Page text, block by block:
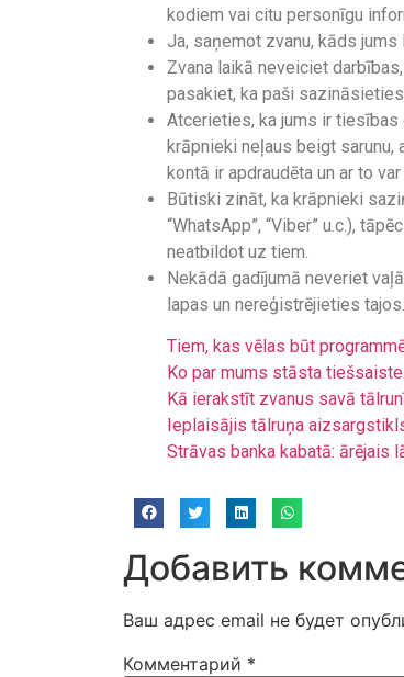
kodiem vai citu personīgu
Ja, saņemot zvanu, kāds
Zvana laikā neveiciet
pasakiet, ka paši
Atcerieties, ka jums ir
krāpnieki neļaus beigt sarunu,
kontā ir apdraudēta un ar to
Būtiski zināt, ka krāpnieki
“WhatsApp”, “Viber” u.c.),
neatbildot uz tiem.
Nekādā gadījumā neveriet
lapas un nereģistrējieties tajos.
Tiem, kas vēlas būt
Ko par mums stāsta
Kā ierakstīt zvanus savā
Ieplaisājis tālruņa
Strāvas banka kabatā:
Добавить
Ваш адрес email не будет
Комментарий *